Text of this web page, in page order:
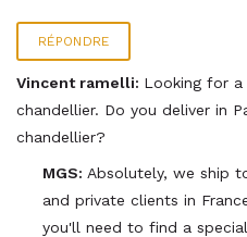
RÉPONDRE
Vincent ramelli: Looking for a
chandellier. Do you deliver in
chandellier?
MGS: Absolutely, we ship
and private clients in
you'll need to find a